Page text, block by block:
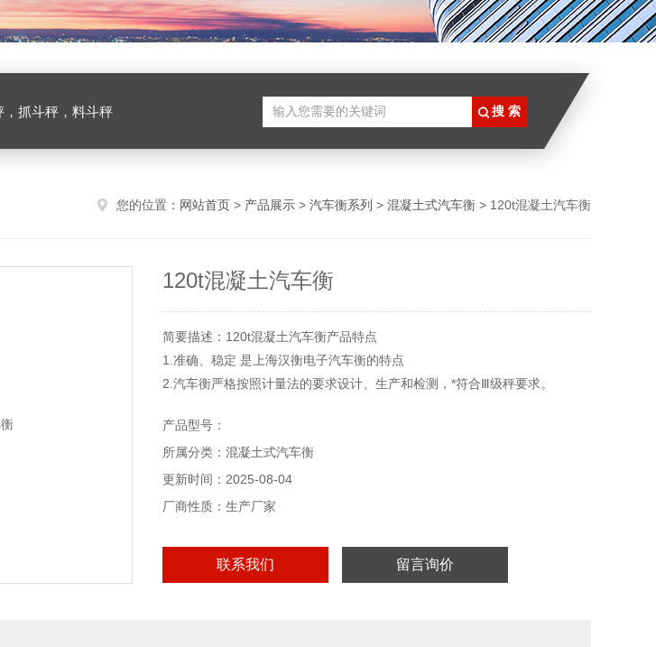
抓斗秤，料斗秤
您的位置： 网站首页 > 产品展示 > 汽车衡系列 > 混凝土式汽车衡 > 120t混凝土汽车衡
120t混凝土汽车衡
简要描述：120t混凝土汽车衡产品特点
1.准确、稳定 是上海汉衡电子汽车衡的特点
2.汽车衡严格按照计量法的要求设计、生产和检测，*符合Ⅲ级秤要求。
4.在港口、冶金、矿山、石油化工、仓储等工业领域，有25,000套在稳定使
用
5.产品*性好，质量有保证，的分析、设计和工艺。
产品型号：
所属分类：混凝土式汽车衡
更新时间：2025-08-04
厂商性质：生产厂家
联系我们 留言询价